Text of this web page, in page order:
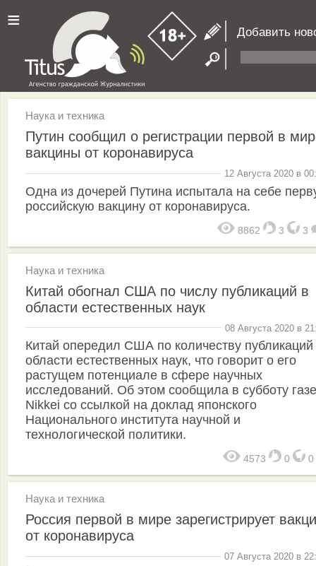
≡ Добавить
Наука и техника
Путин сообщил о регистрации первой в
вакцины от коронавируса
12 Августа 2020 в
Одна из дочерей Путина испытала на себе
российскую вакцину от коронавируса.
8862 3 3
Наука и техника
Китай обогнал США по числу публикаций в
области естественных наук
08 Августа 2020 в
Китай опередил США по количеству публикаций
области естественных наук, что говорит о его
растущем потенциале в сфере научных
исследований. Об этом сообщила в субботу
Nikkei со ссылкой на доклад японского
Национального института научной и
технологической политики.
4573 0 0
Наука и техника
Россия первой в мире зарегистрирует
от коронавируса
07 Августа 2020 в